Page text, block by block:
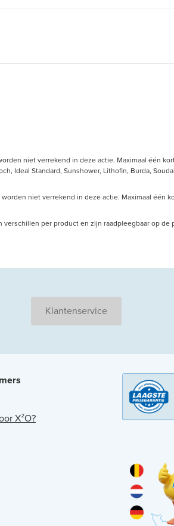
niet verrekend in deze actie. Maximaal één
Ideal Standard, Sunshower, Lithofin, Burda,
niet verrekend in deze actie. Maximaal één
per product en zijn raadpleegbaar op de
Klantenservice
X²O?